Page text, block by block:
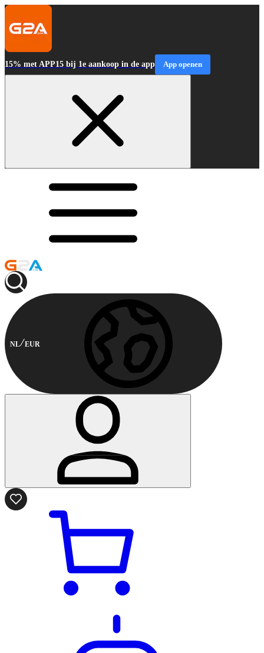
15% met APP15 bij 1e aankoop in de app App openen
NL EUR